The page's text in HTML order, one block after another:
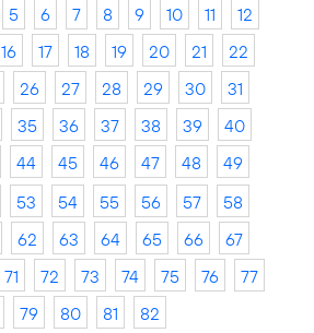
5 6 7 8 9 10 11
12
16 17 18 19 20 21
22
26 27 28 29 30
31
35 36 37 38 39
40
44 45 46 47 48
49
53 54 55 56 57
58
62 63 64 65 66
67
71 72 73 74 75 76
77
79 80 81 82